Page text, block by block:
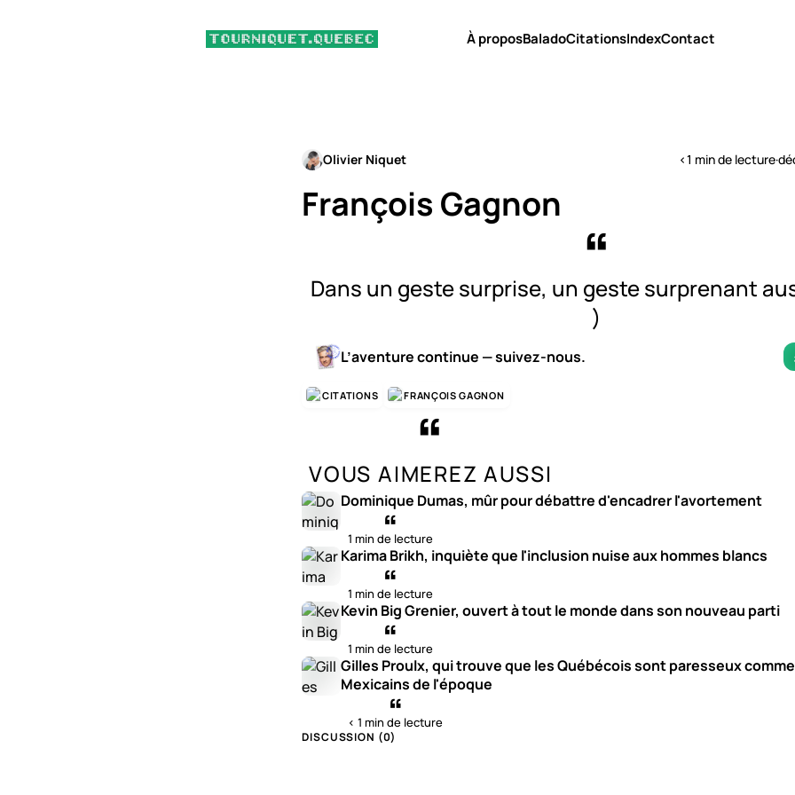
À proposBaladoCitationsIndexContact
Olivier Niquet <1 min de lecture·
François Gagnon
Dans un geste surprise, un geste surprenant
)
L’aventure continue — suivez-nous.
CITATIONS FRANÇOIS GAGNON
VOUS AIMEREZ AUSSI
Dominique Dumas, mûr pour débattre d'encadrer l'avortement
1 min de lecture
Karima Brikh, inquiète que l'inclusion nuise aux hommes blancs
1 min de lecture
Kevin Big Grenier, ouvert à tout le monde dans son nouveau parti
1 min de lecture
Gilles Proulx, qui trouve que les Québécois sont paresseux
Mexicains de l'époque
< 1 min de lecture
DISCUSSION (0)